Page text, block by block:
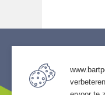
Service
•